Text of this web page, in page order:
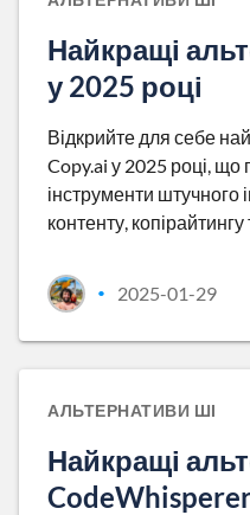
Найкращі
у 2025 році
Відкрийте для себе
Copy.ai у 2025 році, що
інструменти штучного
контенту,
• 2025-01-29
АЛЬТЕРНАТИВИ ШІ
Найкращі